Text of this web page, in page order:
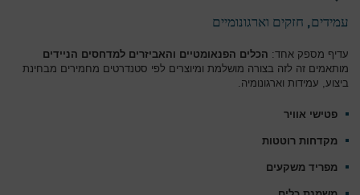
עמידים, חזקים וארגונומיים
עדיף מספק אחד: הכלים הפנאומטיים והאביזרים למדחסים הניידים
מותאמים זה לזה בצורה מושלמת ומיוצרים לפי סטנדרטים מחמירים מבחינת
ביצוע, עמידות וארגונומיה.
פטישי אוויר
מקדחות רוטטות
מפריד משקעים